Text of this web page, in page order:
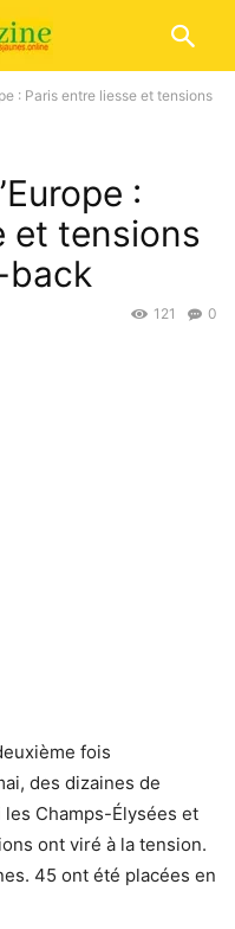
: Paris entre liesse et tensions
:
et tensions
back
0
121
fois
des dizaines de
Champs-Élysées et
ont viré à la tension.
45 ont été placées en